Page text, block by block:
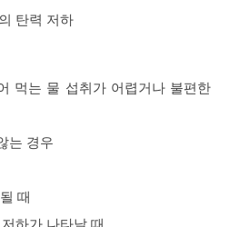
탄력 저하
먹는 물 섭취가 어렵거나 불편한
는 경우
때